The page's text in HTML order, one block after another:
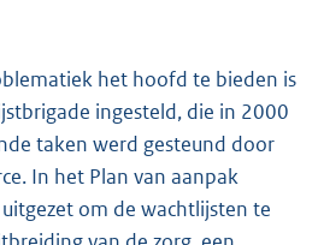
het hoofd te bieden is
ingesteld, die in 2000
taken werd gesteund door
In het Plan van aanpak
om de wachtlijsten te